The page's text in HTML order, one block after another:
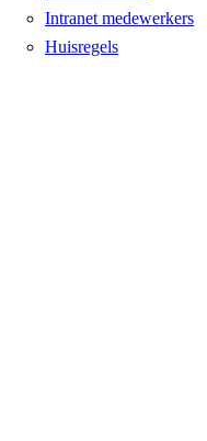
Intranet medewerkers
Huisregels